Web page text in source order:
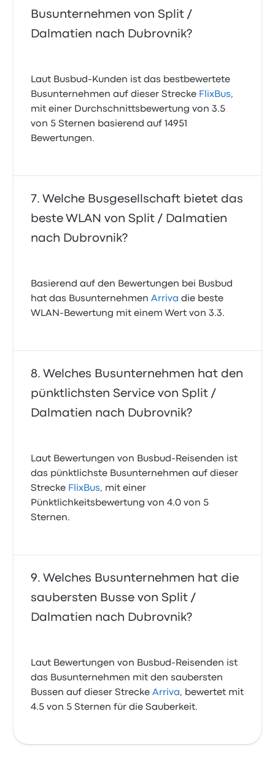
Busunternehmen von Split /
Dalmatien nach Dubrovnik?
Laut Busbud-Kunden ist das bestbewertete
Busunternehmen auf dieser Strecke FlixBus,
mit einer Durchschnittsbewertung von 3.5
von 5 Sternen basierend auf 14951
Bewertungen.
Welche Busgesellschaft bietet das
beste WLAN von Split / Dalmatien
nach Dubrovnik?
Basierend auf den Bewertungen bei Busbud
hat das BusunternehmenArriva die beste
WLAN-Bewertung mit einem Wert von 3.3.
Welches Busunternehmen hat den
pünktlichsten Service von Split /
Dalmatien nach Dubrovnik?
Laut Bewertungen von Busbud-Reisenden ist
das pünktlichste Busunternehmen auf dieser
Strecke FlixBus, mit einer
Pünktlichkeitsbewertung von 4.0 von 5
Sternen.
Welches Busunternehmen hat die
saubersten Busse von Split /
Dalmatien nach Dubrovnik?
Laut Bewertungen von Busbud-Reisenden ist
das Busunternehmen mit den saubersten
Bussen auf dieser StreckeArriva, bewertet mit
4.5 von 5 Sternen für die Sauberkeit.